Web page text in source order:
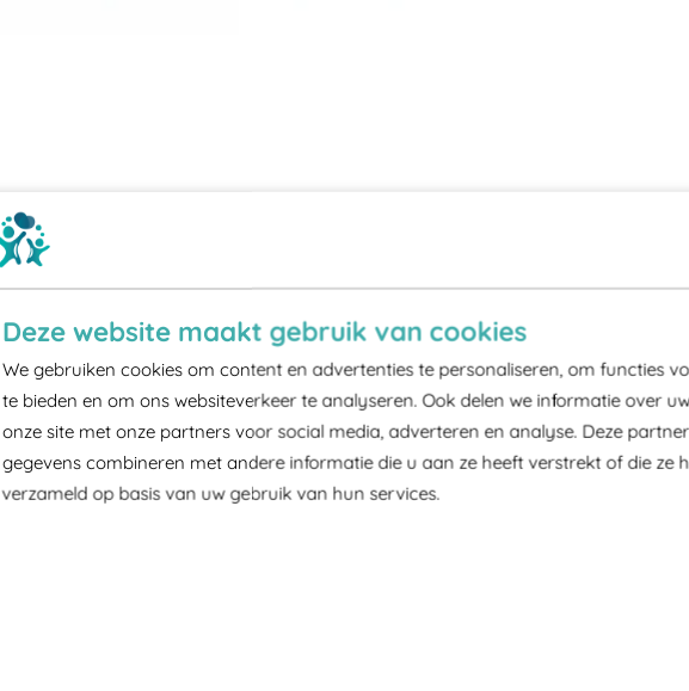
Deze website maakt gebruik van cookies
We gebruiken cookies om content en advertenties te personaliseren, om functies
te bieden en om ons websiteverkeer te analyseren. Ook delen we informatie over
onze site met onze partners voor social media, adverteren en analyse. Deze
gegevens combineren met andere informatie die u aan ze heeft verstrekt of die ze
verzameld op basis van uw gebruik van hun services.